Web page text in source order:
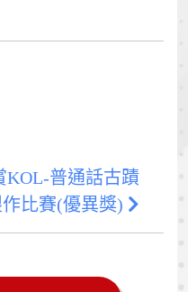
KOL-普通話古蹟
比賽(優異獎)